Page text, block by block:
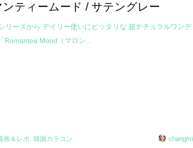
ンティームード / サテングレー
リーズから デイリー使いにピッタリな 超ナチュラルワンデ
Romantea Mood（マロン...
画＆レポ ,韓国カラコン changmi